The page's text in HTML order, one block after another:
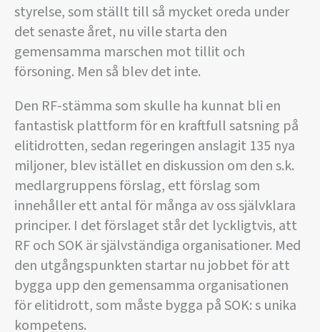
styrelse, som ställt till så mycket oreda under
det senaste året, nu ville starta den
gemensamma marschen mot tillit och
försoning. Men så blev det inte.
Den RF-stämma som skulle ha kunnat bli en
fantastisk plattform för en kraftfull satsning på
elitidrotten, sedan regeringen anslagit 135 nya
miljoner, blev istället en diskussion om den s.k.
medlargruppens förslag, ett förslag som
innehåller ett antal för många av oss självklara
principer. I det förslaget står det lyckligtvis, att
RF och SOK är självständiga organisationer. Med
den utgångspunkten startar nu jobbet för att
bygga upp den gemensamma organisationen
för elitidrott, som måste bygga på SOK: s unika
kompetens.